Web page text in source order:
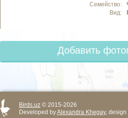
Семейство:
Вид:
Добавить
Birds.uz © 2015-2026
Developed byAlexandra Khegay, design